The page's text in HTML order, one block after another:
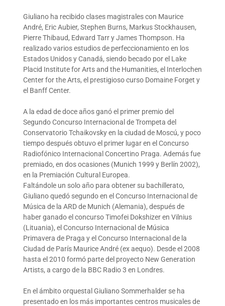
Giuliano ha recibido clases magistrales con Maurice
André, Eric Aubier, Stephen Burns, Markus Stockhausen,
Pierre Thibaud, Edward Tarr y James Thompson. Ha
realizado varios estudios de perfeccionamiento en los
Estados Unidos y Canadá, siendo becado por el Lake
Placid Institute for Arts and the Humanities, el Interlochen
Center for the Arts, el prestigioso curso Domaine Forget y
el Banff Center.
A la edad de doce años ganó el primer premio del
Segundo Concurso Internacional de Trompeta del
Conservatorio Tchaikovsky en la ciudad de Moscú, y poco
tiempo después obtuvo el primer lugar en el Concurso
Radiofónico Internacional Concertino Praga. Además fue
premiado, en dos ocasiones (Munich 1999 y Berlín 2002),
en la Premiación Cultural Europea.
Faltándole un solo año para obtener su bachillerato,
Giuliano quedó segundo en el Concurso Internacional de
Música de la ARD de Munich (Alemania), después de
haber ganado el concurso Timofei Dokshizer en Vilnius
(Lituania), el Concurso Internacional de Música
Primavera de Praga y el Concurso Internacional de la
Ciudad de París Maurice André (ex aequo). Desde el 2008
hasta el 2010 formó parte del proyecto New Generation
Artists, a cargo de la BBC Radio 3 en Londres.
En el ámbito orquestal Giuliano Sommerhalder se ha
presentado en los más importantes centros musicales de